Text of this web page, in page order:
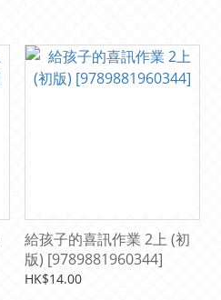
給孩子的喜訊作業 2上 (初
版) [9789881960344]
HK$14.00